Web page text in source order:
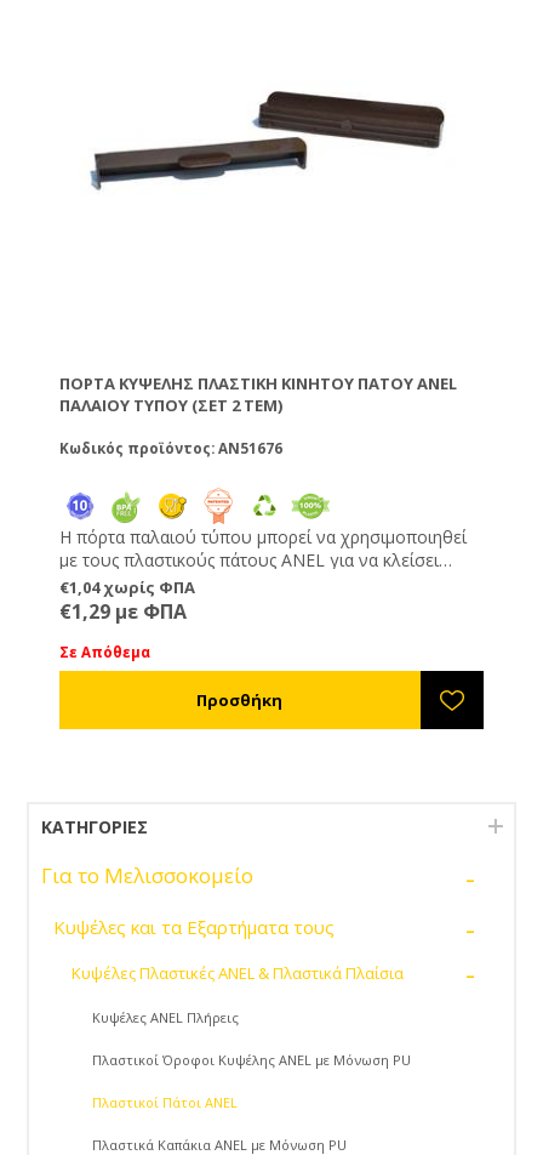
κατάλληλο για επαφή με τρόφιμα.
ΠΌΡΤΑ ΚΥΨΈΛΗΣ ΠΛΑΣΤΙΚΉ ΚΙΝΗΤΟΎ ΠΆΤΟΥ ANEL
ΠΑΛΑΙΟΎ ΤΎΠΟΥ (ΣΕΤ 2 ΤΕΜ)
Κωδικός προϊόντος: AN51676
Η πόρτα παλαιού τύπου μπορεί να χρησιμοποιηθεί
με τους πλαστικούς πάτους ANEL για να κλείσει
τελείως την είσοδο της κυψέλης.
€1,04 χωρίς ΦΠΑ
€1,29 με ΦΠΑ
Σε Απόθεμα
ΚΑΤΗΓΟΡΊΕΣ
Για το Μελισσοκομείο -
Κυψέλες και τα Εξαρτήματα τους -
Κυψέλες Πλαστικές ANEL & Πλαστικά Πλαίσια -
Κυψέλες ANEL Πλήρεις
Πλαστικοί Όροφοι Κυψέλης ANEL με Μόνωση PU
Πλαστικοί Πάτοι ANEL
Πλαστικά Καπάκια ANEL με Μόνωση PU